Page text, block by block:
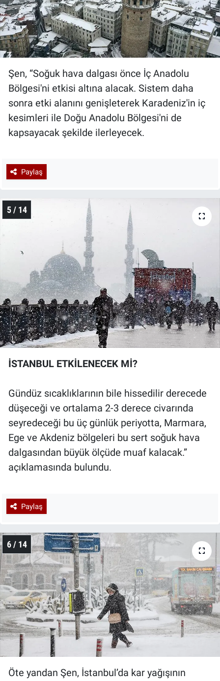
Şen, “Soğuk hava dalgası önce İç Anadolu
Bölgesi'ni etkisi altına alacak. Sistem daha
sonra etki alanını genişleterek Karadeniz'in iç
kesimleri ile Doğu Anadolu Bölgesi'ni de
kapsayacak şekilde ilerleyecek.
Paylaş
5 / 14
İSTANBUL ETKİLENECEK Mİ?
Gündüz sıcaklıklarının bile hissedilir derecede
düşeceği ve ortalama 2-3 derece civarında
seyredeceği bu üç günlük periyotta, Marmara,
Ege ve Akdeniz bölgeleri bu sert soğuk hava
dalgasından büyük ölçüde muaf kalacak.”
açıklamasında bulundu.
Paylaş
6 / 14
Öte yandan Şen, İstanbul’da kar yağışının